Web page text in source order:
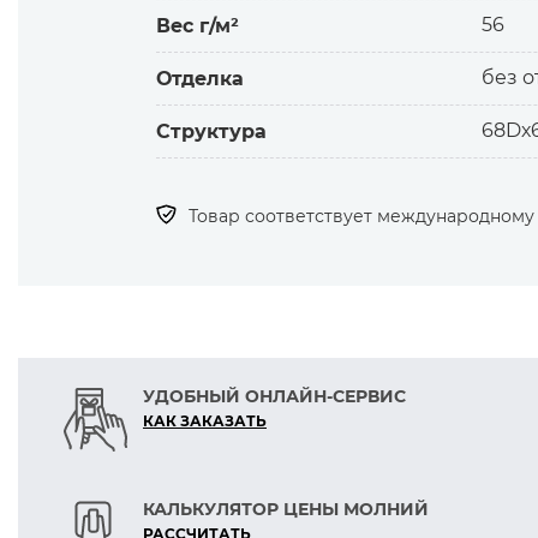
Основные свойства.
— особая прочность и стойкость к
— устойчивость окраски
— воздухопроницаемость
— малая сминаемость
— меньшая раздвигаемость и
Вес г/м² 56
Отделка без
Структура
Товар соответствует
УДОБНЫЙ ОНЛАЙН-СЕРВИС
КАК ЗАКАЗАТЬ
КАЛЬКУЛЯТОР ЦЕНЫ МОЛНИЙ
РАСCЧИТАТЬ